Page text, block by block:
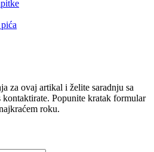
za ovaj artikal i želite saradnju sa
kontaktirate. Popunite kratak formular
roku.